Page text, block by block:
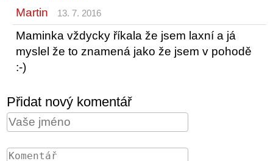
Martin 13. 7. 2016
Maminka vždycky říkala že jsem laxní a já
myslel že to znamená jako že jsem v pohodě
:-)
Přidat nový komentář